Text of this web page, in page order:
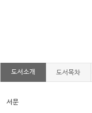
도서소개 도서목차
서문